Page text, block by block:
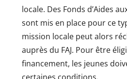
locale. Des Fonds d’Aides
sont mis en place pour ce
mission locale peut alors
auprès du FAJ. Pour être
financement, les jeunes